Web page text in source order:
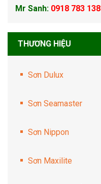
Mr Sanh: 0918 783 138
THƯƠNG HIỆU
Sơn Dulux
Sơn Seamaster
Sơn Nippon
Sơn Maxilite